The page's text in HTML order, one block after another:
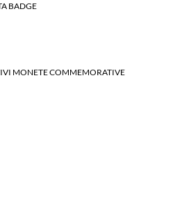
BADGE
MONETE COMMEMORATIVE